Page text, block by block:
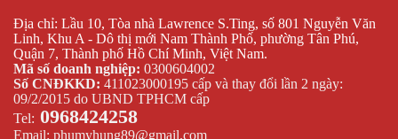
Địa chỉ: Lầu 10, Tòa nhà Lawrence S.Ting, số 801 Nguyễn Văn
Linh, Khu A - Dô thị mới Nam Thành Phố, phường Tân Phú,
Quận 7, Thành phố Hồ Chí Minh, Việt Nam.
Mã số doanh nghiệp: 0300604002
Số CNĐKKD: 411023000195 cấp và thay đổi lần 2 ngày:
09/2/2015 do UBND TPHCM cấp
Tel: 0968424258
Email: phumyhung89@gmail.com